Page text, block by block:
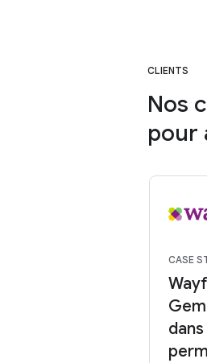
CLIENTS
Nos
pour
CASE